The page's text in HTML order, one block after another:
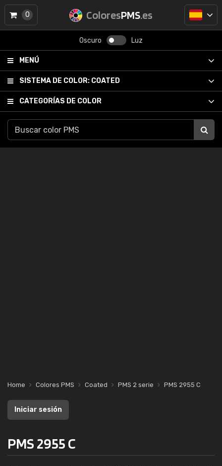
ColoresPMS.es
Oscuro Luz
MENÚ
SISTEMA DE COLOR: COATED
CATEGORÍAS DE COLOR
0
Home Colores PMS Coated PMS 2 serie PMS 2955 C
Iniciar sesión
PMS 2955 C